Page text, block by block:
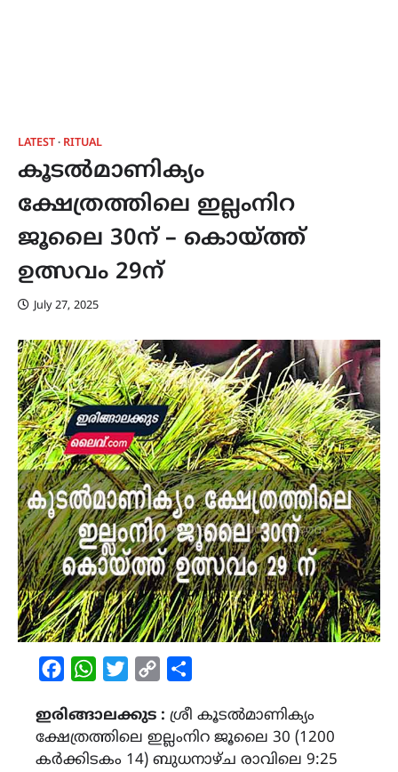
LATEST RITUAL
കൂടൽമാണിക്യം
ക്ഷേത്രത്തിലെ ഇല്ലംനിറ
ജൂലൈ 30ന് – കൊയ്ത്ത്
ഉത്സവം 29ന്
July 27, 2025
FacebookWhatsAppTwitterCopy
ഇരിങ്ങാലക്കുട : ശ്രീ കൂടൽമാണിക്യം
ക്ഷേത്രത്തിലെ ഇല്ലംനിറ ജൂലൈ 30 (1200
കർക്കിടകം 14) ബുധനാഴ്ച രാവിലെ 9:25